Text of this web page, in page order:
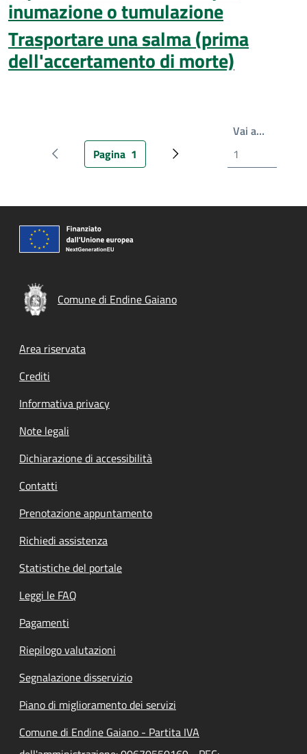
inumazione o tumulazione
Trasportare una salma (prima
dell'accertamento di morte)
Pagina precedentePagina attuale
Pagina 1 Prossima pagina
Vai a…
Comune di Endine Gaiano
Footer menu
Area riservata
Crediti
Informativa privacy
Note legali
Dichiarazione di accessibilità
Contatti
Prenotazione appuntamento
Richiedi assistenza
Statistiche del portale
Leggi le FAQ
Pagamenti
Riepilogo valutazioni
Segnalazione disservizio
Piano di miglioramento dei servizi
Comune di Endine Gaiano - Partita IVA